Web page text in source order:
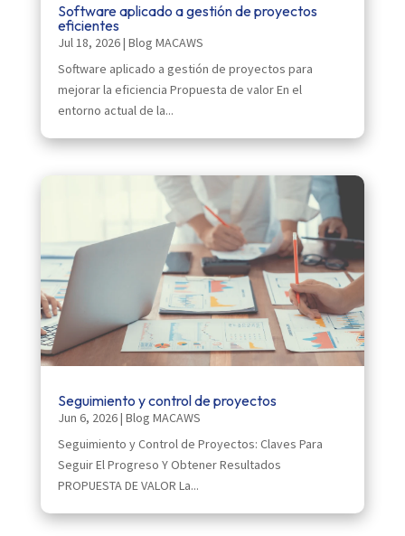
Software aplicado a gestión de proyectos
eficientes
Jul 18, 2026| Blog MACAWS
Software aplicado a gestión de proyectos para
mejorar la eficiencia Propuesta de valor En el
entorno actual de la...
Seguimiento y control de proyectos
Jun 6, 2026| Blog MACAWS
Seguimiento y Control de Proyectos: Claves Para
Seguir El Progreso Y Obtener Resultados
PROPUESTA DE VALOR La...